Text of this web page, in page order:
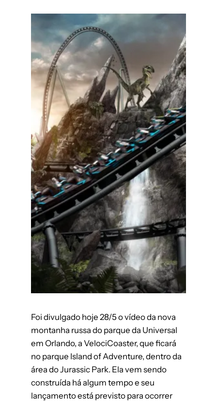
Foi divulgado hoje 28/5 o vídeo da nova
montanha russa do parque da Universal
em Orlando, a VelociCoaster, que ficará
no parque Island of Adventure, dentro da
área do Jurassic Park. Ela vem sendo
construída há algum tempo e seu
lançamento está previsto para ocorrer